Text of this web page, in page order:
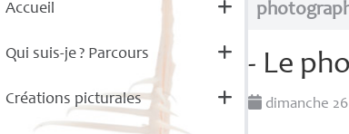
Accueil
Qui suis-je? Parcours
Créations picturales
- Le
dimanche